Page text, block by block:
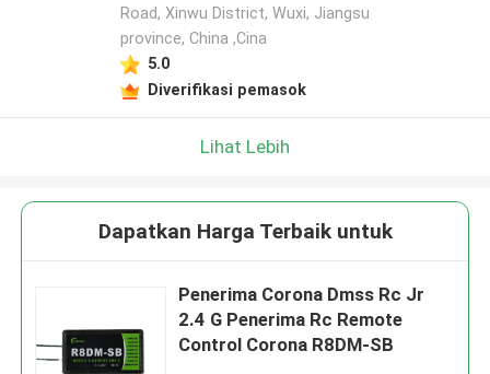
Road, Xinwu District, Wuxi, Jiangsu
province, China ,Cina
5.0
Diverifikasi pemasok
Lihat Lebih
Dapatkan Harga Terbaik untuk
Penerima Corona Dmss Rc Jr
2.4 G Penerima Rc Remote
Control Corona R8DM-SB